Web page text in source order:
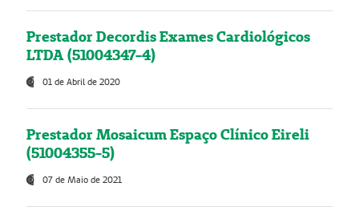
Prestador Decordis Exames Cardiológicos
LTDA (51004347-4)
01 de Abril de 2020
Prestador Mosaicum Espaço Clínico Eireli
(51004355-5)
07 de Maio de 2021